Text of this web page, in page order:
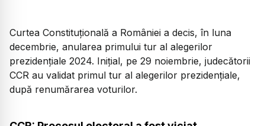
Curtea Constituțională a României a decis, în luna
decembrie, anularea primului tur al alegerilor
prezidențiale 2024. Inițial, pe 29 noiembrie, judecătorii
CCR au validat primul tur al alegerilor prezidențiale,
după renumărarea voturilor.